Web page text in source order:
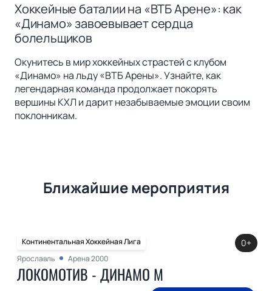
Хоккейные баталии на «ВТБ Арене»: как
«Динамо» завоевывает сердца
болельщиков
Окунитесь в мир хоккейных страстей с клубом
«Динамо» на льду «ВТБ Арены». Узнайте, как
легендарная команда продолжает покорять
вершины КХЛ и дарит незабываемые эмоции своим
поклонникам.
Ближайшие мероприятия
Континентальная Хоккейная Лига
Ярославль
Арена 2000
ЛОКОМОТИВ - ДИНАМО М
0+